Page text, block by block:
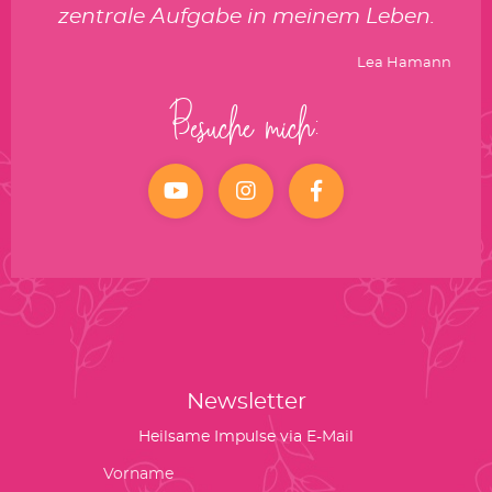
zentrale Aufgabe in meinem Leben.
Lea Hamann
Besuche mich:
YouTube Instagramfacebook
Newsletter
Heilsame Impulse via E-Mail